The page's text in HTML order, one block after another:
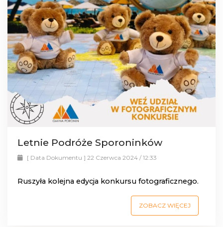
Letnie Podróże Sporoninków
[ Data Dokumentu ] 22 Czerwca 2024 / 12:33
Ruszyła kolejna edycja konkursu fotograficznego.
ZOBACZ WIĘCEJ